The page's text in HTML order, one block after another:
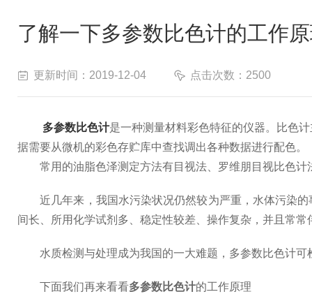
了解一下多参数比色计的工作
更新时间：2019-12-04 点击次数：2500
多参数比色计是一种测量材料彩色特征的仪器。比色
据需要从微机的彩色存贮库中查找调出各种数据进行配色。
常用的油脂色泽测定方法有目视法、罗维朋目视比色计
近几年来，我国水污染状况仍然较为严重，水体污染的
间长、所用化学试剂多、稳定性较差、操作复杂，并且常常
水质检测与处理成为我国的一大难题，多参数比色计可
下面我们再来看看多参数比色计的工作原理